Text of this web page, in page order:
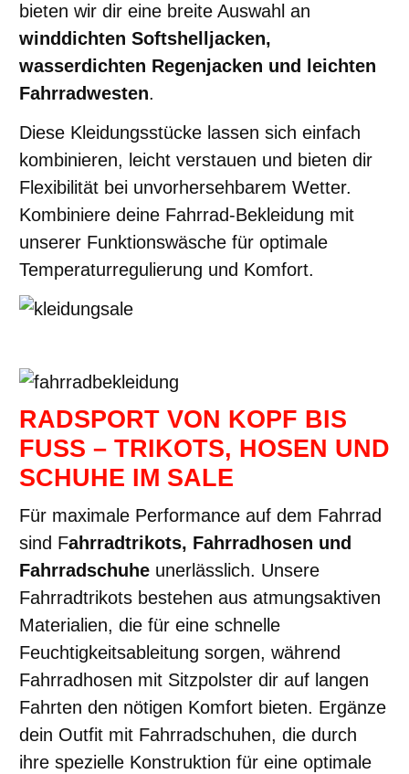
bieten wir dir eine breite Auswahl an
winddichten Softshelljacken,
wasserdichten Regenjacken und leichten
Fahrradwesten.
Diese Kleidungsstücke lassen sich einfach
kombinieren, leicht verstauen und bieten dir
Flexibilität bei unvorhersehbarem Wetter.
Kombiniere deine Fahrrad-Bekleidung mit
unserer Funktionswäsche für optimale
Temperaturregulierung und Komfort.
RADSPORT VON KOPF BIS
FUSS – TRIKOTS, HOSEN UND S
CHUHE IM SALE
Für maximale Performance auf dem Fahrrad
sind Fahrradtrikots, Fahrradhosen und
Fahrradschuhe unerlässlich. Unsere
Fahrradtrikots bestehen aus atmungsaktiven
Materialien, die für eine schnelle
Feuchtigkeitsableitung sorgen, während
Fahrradhosen mit Sitzpolster dir auf langen
Fahrten den nötigen Komfort bieten. Ergänze
dein Outfit mit Fahrradschuhen, die durch
ihre spezielle Konstruktion für eine optimale